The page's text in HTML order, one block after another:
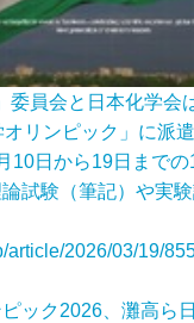
員会と日本化学会
オリンピック」に派
10日から19日まで
試験（筆記）や実
article/2026/03/19/
ック2026、灘高ら